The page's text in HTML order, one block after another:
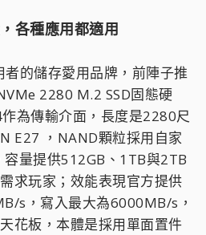
各種應用都適用
的儲存愛用品牌，前陣子推
2280 M.2 SSD固態硬
為傳輸介面，長度是2280尺
E27 ，NAND顆粒採用自家
量提供512GB、1TB與2TB
求玩家；效能表現官方提供
s，寫入最大為6000MB/s，
花板，本體是採用單面置件